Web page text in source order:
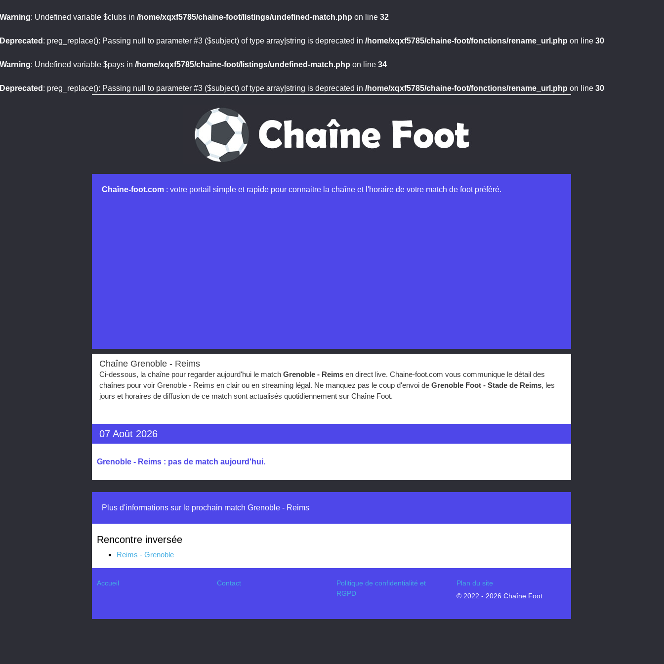
Warning: Undefined variable $clubs in /home/xqxf5785/chaine-foot/listings/undefined-match.php on line 32
Deprecated : preg_replace(): Passing null to parameter #3 ($subject) of type array|string is deprecated in /home/xqxf5785/chaine-foot/fonctions/rename_url.php on line 30
Warning: Undefined variable $pays in /home/xqxf5785/chaine-foot/listings/undefined-match.php on line 34
Deprecated : preg_replace(): Passing null to parameter #3 ($subject) of type array|string is deprecated in /home/xqxf5785/chaine-foot/fonctions/rename_url.php on line 30
Chaîne-foot.com : votre portail simple et rapide pour connaitre la chaîne et l'horaire de votre match de foot préféré.
Chaîne Grenoble - Reims
Ci-dessous, la chaîne pour regarder aujourd'hui le match Grenoble - Reims en direct live. Chaine-foot.com vous communique le détail des
chaînes pour voir Grenoble - Reims en clair ou en streaming légal. Ne manquez pas le coup d'envoi de Grenoble Foot - Stade de Reims, les
jours et horaires de diffusion de ce match sont actualisés quotidiennement sur Chaîne Foot.
07 Août 2026
Grenoble - Reims : pas de match aujourd'hui.
Plus d'informations sur le prochain match Grenoble - Reims
Rencontre inversée
Reims - Grenoble
Accueil Contact
Politique de confidentialité et
RGPD
Plan du site
© 2022 - 2026 Chaîne Foot